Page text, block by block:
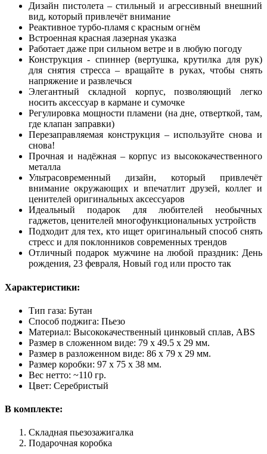
Дизайн пистолета – стильный и агрессивный внешний
вид, который привлечёт внимание
Реактивное турбо-пламя с красным огнём
Встроенная красная лазерная указка
Работает даже при сильном ветре и в любую погоду
Конструкция - спиннер (вертушка, крутилка для рук)
для снятия стресса – вращайте в руках, чтобы снять
напряжение и развлечься
Элегантный складной корпус, позволяющий легко
носить аксессуар в кармане и сумочке
Регулировка мощности пламени (на дне, отверткой, там,
где клапан заправки)
Перезаправляемая конструкция – используйте снова и
снова!
Прочная и надёжная – корпус из высококачественного
металла
Ультрасовременный дизайн, который привлечёт
внимание окружающих и впечатлит друзей, коллег и
ценителей оригинальных аксессуаров
Идеальный подарок для любителей необычных
гаджетов, ценителей многофункциональных устройств
Подходит для тех, кто ищет оригинальный способ снять
стресс и для поклонников современных трендов
Отличный подарок мужчине на любой праздник: День
рождения, 23 февраля, Новый год или просто так
Характеристики:
Тип газа: Бутан
Способ поджига: Пьезо
Материал: Высококачественный цинковый сплав, ABS
Размер в сложенном виде: 79 x 49.5 x 29 мм.
Размер в разложенном виде: 86 x 79 x 29 мм.
Размер коробки: 97 x 75 x 38 мм.
Вес нетто: ~110 гр.
Цвет: Серебристый
В комплекте:
Складная пьезозажигалка
Подарочная коробка